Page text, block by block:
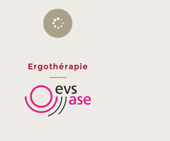
Ergothérapie